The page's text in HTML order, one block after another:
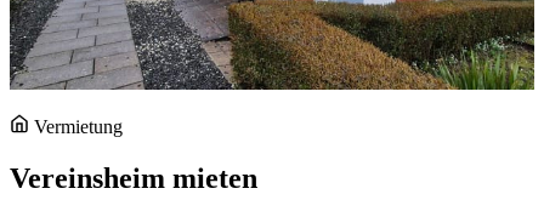
Vermietung
Vereinsheim mieten